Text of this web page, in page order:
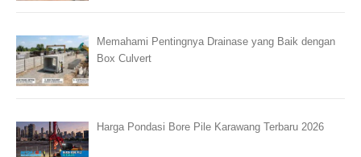
Memahami Pentingnya Drainase yang Baik dengan
Box Culvert
Harga Pondasi Bore Pile Karawang Terbaru 2026